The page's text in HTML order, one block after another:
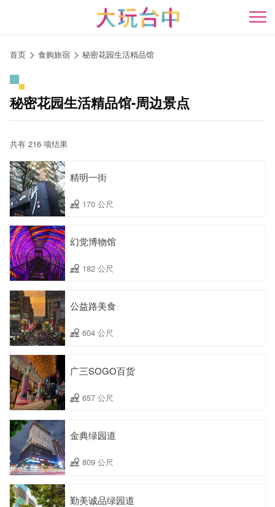
开
首页 食购旅宿 秘密花园生活精品馆
秘密花园生活精品馆-周边景点
共有 216 项结果
精明一街
170 公尺
幻觉博物馆
182 公尺
公益路美食
604 公尺
广三SOGO百货
657 公尺
金典绿园道
809 公尺
勤美诚品绿园道